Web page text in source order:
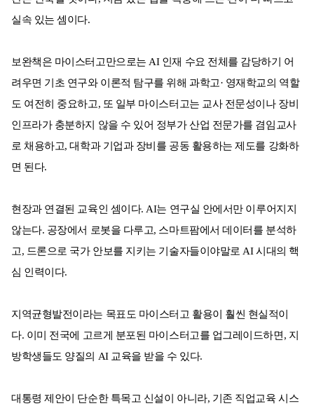
실속 있는 셈이다.
보완책은 마이스터고만으로는 AI 인재 수요 전체를 감당하기 어
려우면 기초 연구와 이론적 탐구를 위해 과학고· 영재학교의 역할
도 여전히 중요하고, 또 일부 마이스터고는 교사 전문성이나 장비
인프라가 충분하지 않을 수 있어 정부가 산업 전문가를 겸임교사
로 채용하고, 대학과 기업과 장비를 공동 활용하는 제도를 강화하
면 된다.
현장과 연결된 교육인 셈이다. AI는 연구실 안에서만 이루어지지
않는다. 공장에서 로봇을 다루고, 스마트팜에서 데이터를 분석하
고, 드론으로 국가 안보를 지키는 기술자들이야말로 AI 시대의 핵
심 인력이다.
지역균형발전이라는 목표도 마이스터고 활용이 훨씬 현실적이
다. 이미 전국에 고르게 분포된 마이스터고를 업그레이드하면, 지
방학생들도 양질의 AI 교육을 받을 수 있다.
대통령 제안이 단순한 특목고 신설이 아니라, 기존 직업교육 시스